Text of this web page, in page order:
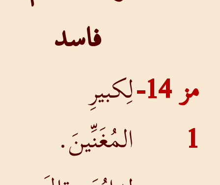
فاسد
مز 14-
1
لِكبيرِ
المُغَنِّينَ.